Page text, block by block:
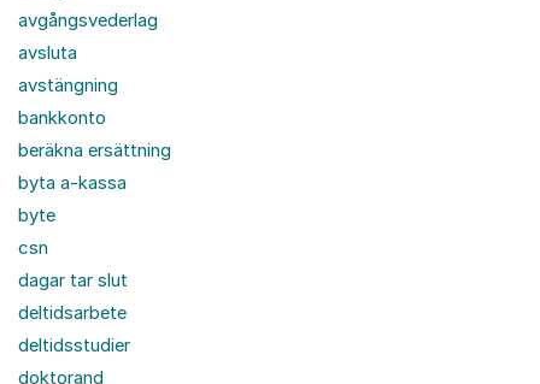
avgångsvederlag
avsluta
avstängning
bankkonto
beräkna ersättning
byta a-kassa
byte
csn
dagar tar slut
deltidsarbete
deltidsstudier
doktorand